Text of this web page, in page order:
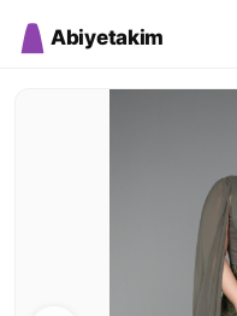
Abiyetakim